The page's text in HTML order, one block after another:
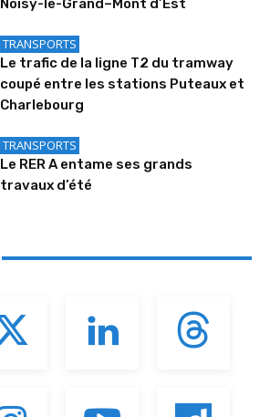
TRANSPORTS
Le trafic de la ligne T2 du tramway
coupé entre les stations Puteaux et
Charlebourg
TRANSPORTS
Le RER A entame ses grands
travaux d’été